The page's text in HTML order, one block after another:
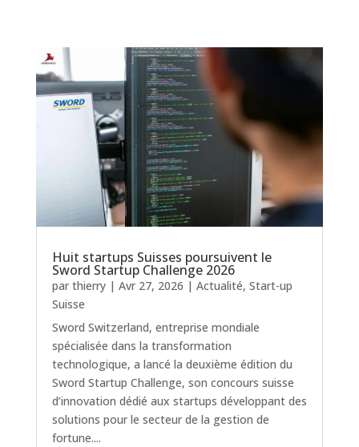
Huit startups Suisses poursuivent le
Sword Startup Challenge 2026
par thierry| Avr 27, 2026 | Actualité, Start-up
Suisse
Sword Switzerland, entreprise mondiale
spécialisée dans la transformation
technologique, a lancé la deuxième édition du
Sword Startup Challenge, son concours suisse
d’innovation dédié aux startups développant des
solutions pour le secteur de la gestion de
fortune....